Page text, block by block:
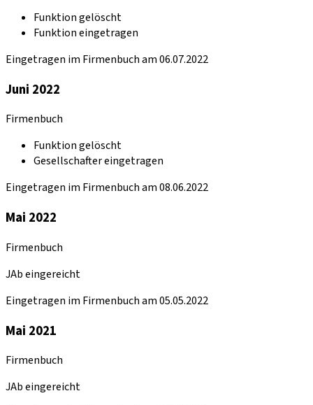
Funktion gelöscht
Funktion eingetragen
Eingetragen im Firmenbuch am 06.07.2022
Juni 2022
Firmenbuch
Funktion gelöscht
Gesellschafter eingetragen
Eingetragen im Firmenbuch am 08.06.2022
Mai 2022
Firmenbuch
JAb eingereicht
Eingetragen im Firmenbuch am 05.05.2022
Mai 2021
Firmenbuch
JAb eingereicht